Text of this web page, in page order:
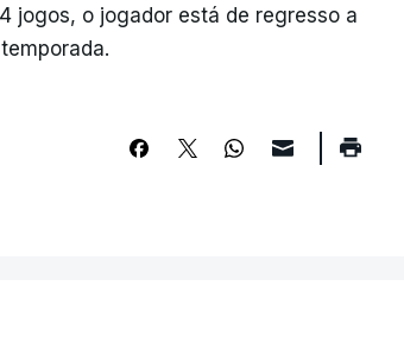
jogos, o jogador está de regresso a